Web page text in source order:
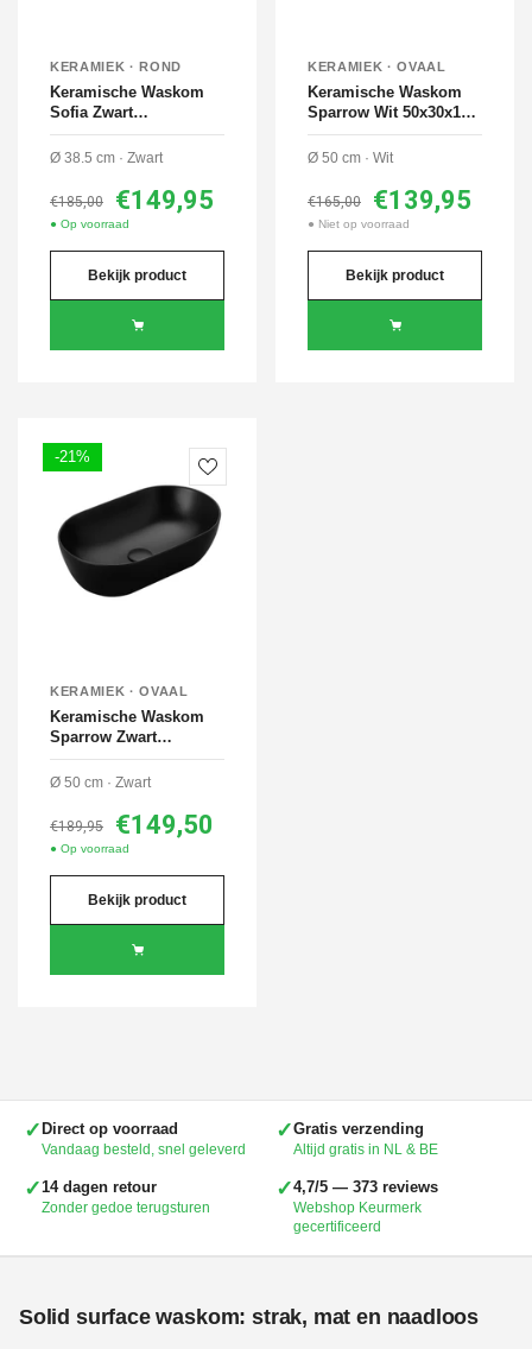
KERAMIEK · ROND
Keramische Waskom
Sofia Zwart
38,5x38,5x14 cm
Ø 38.5 cm · Zwart
€185,00 €149,95
● Op voorraad
Bekijk product
KERAMIEK · OVAAL
Keramische Waskom
Sparrow Wit 50x30x14
cm
Ø 50 cm · Wit
€165,00 €139,95
● Niet op voorraad
Bekijk product
-21%
KERAMIEK · OVAAL
Keramische Waskom
Sparrow Zwart
50x30x14 cm
Ø 50 cm · Zwart
€189,95 €149,50
● Op voorraad
Bekijk product
✓ Direct op voorraad
Vandaag besteld, snel geleverd
✓Gratis verzending
Altijd gratis in NL & BE
✓14 dagen retour
Zonder gedoe terugsturen
✓4,7/5 — 373 reviews
Webshop Keurmerk
gecertificeerd
Solid surface waskom: strak, mat en naadloos